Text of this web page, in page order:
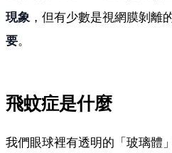
現象 ，但有少數是視網膜剝離
要。
飛蚊症是什麼
我們眼球裡有透明的「玻璃體